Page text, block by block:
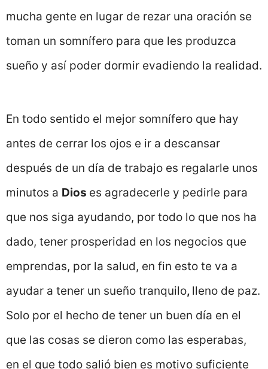
mucha gente en lugar de rezar una oración se
toman un somnífero para que les produzca
sueño y así poder dormir evadiendo la realidad.
En todo sentido el mejor somnífero que hay
antes de cerrar los ojos e ir a descansar
después de un día de trabajo es regalarle unos
minutos a Dios es agradecerle y pedirle para
que nos siga ayudando, por todo lo que nos ha
dado, tener prosperidad en los negocios que
emprendas, por la salud, en fin esto te va a
ayudar a tener un sueño tranquilo, lleno de paz.
Solo por el hecho de tener un buen día en el
que las cosas se dieron como las esperabas,
en el que todo salió bien es motivo suficiente